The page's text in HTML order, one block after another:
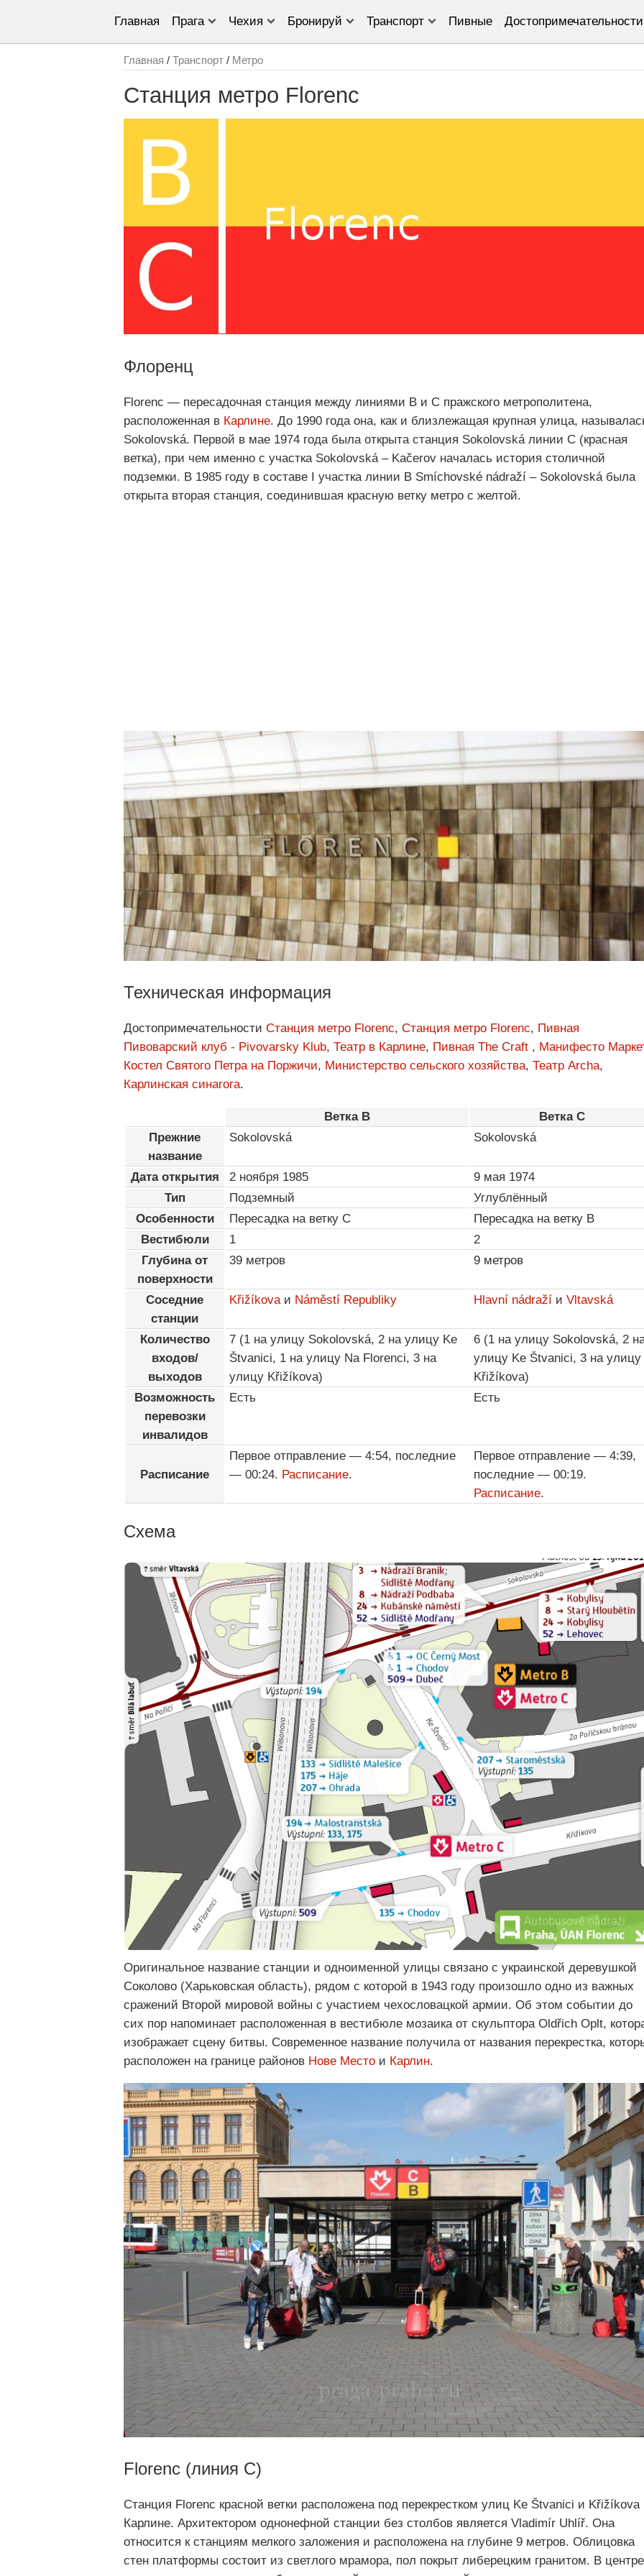
Главная Прага Чехия Бронируй Транспорт Пивные Достопримечательности
Главная / Транспорт / Метро
Станция метро Florenc
Флоренц
Florenc — пересадочная станция между линиями B и C пражского метрополитена,
расположенная в Карлине. До 1990 года она, как и близлежащая крупная улица,
Sokolovská. Первой в мае 1974 года была открыта станция Sokolovská линии С (красная
ветка), при чем именно с участка Sokolovská ‒ Kačerov началась история столичной
подземки. В 1985 году в составе I участка линии B Smíchovské nádraží ‒ Sokolovská была
открыта вторая станция, соединившая красную ветку метро с желтой.
Техническая информация
Достопримечательности Станция метро Florenc, Станция метро Florenc, Пивная
Пивоварский клуб - Pivovarsky Klub, Театр в Карлине, Пивная The Craft , Манифесто
Костел Святого Петра на Поржичи, Министерство сельского хозяйства, Театр Archa,
Карлинская синагога.
Ветка B
Ветка С
Прежние
название
Sokolovská Sokolovská
Дата открытия 2 ноября 1985
9 мая 1974
Тип
Подземный
Углублённый
Особенности
Пересадка на ветку C
Пересадка на ветку B
Вестибюли
1
2
Глубина от
поверхности
39 метров 9 метров
Соседние
станции
Křižíkovaи Náměstí Republiky Hlavní nádraží и Vltavská
Количество
входов/
выходов
7 (1 на улицу Sokolovská, 2 на улицу Ke
Štvanici, 1 на улицу Na Florenci, 3 на
улицу Křižíkova)
6 (1 на улицу Sokolovská, 2
улицу Ke Štvanici, 3 на улицу
Křižíkova)
Возможность
перевозки
инвалидов
Есть Есть
Расписание
Первое отправление — 4:54, последние
— 00:24. Расписание.
Первое отправление — 4:39,
последние — 00:19.
Расписание.
Схема
Оригинальное название станции и одноименной улицы связано с украинской деревушкой
Соколово (Харьковская область), рядом с которой в 1943 году произошло одно из важных
сражений Второй мировой войны с участием чехословацкой армии. Об этом событии до
сих пор напоминает расположенная в вестибюле мозаика от скульптора Oldřich Oplt,
изображает сцену битвы. Современное название получила от названия перекрестка,
расположен на границе районов Нове Место и Карлин.
Florenc (линия С)
Станция Florenc красной ветки расположена под перекрестком улиц Ke Štvanici и Křižíkova
Карлине. Архитектором однонефной станции без столбов является Vladimír Uhlíř. Она
относится к станциям мелкого заложения и расположена на глубине 9 метров. Облицовка
стен платформы состоит из светлого мрамора, пол покрыт либерецким гранитом. В центре